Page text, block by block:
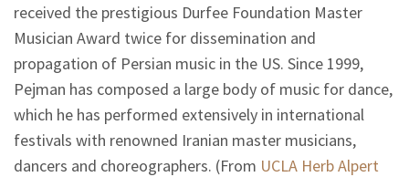
received the prestigious Durfee Foundation Master
Musician Award twice for dissemination and
propagation of Persian music in the US. Since 1999,
Pejman has composed a large body of music for dance,
which he has performed extensively in international
festivals with renowned Iranian master musicians,
dancers and choreographers. (From UCLA Herb Alpert